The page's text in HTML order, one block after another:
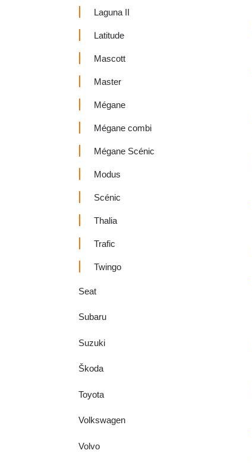
Laguna II
Latitude
Mascott
Master
Mégane
Mégane combi
Mégane Scénic
Modus
Scénic
Thalia
Trafic
Twingo
Seat
Subaru
Suzuki
Škoda
Toyota
Volkswagen
Volvo